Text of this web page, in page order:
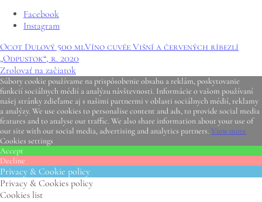
Facebook
Instagram
Ocot Dulový 500 mlVíno cuvée Višní a červených ríbezlí
„Odpustok“, r. 2020
Zrolovať na začiatok
Súbory cookie používame na prispôsobenie obsahu a reklám, poskytovanie
funkcií sociálnych médií a analýzu návštevnosti. Informácie o vašom používaní
našej stránky zdieľame aj s našimi partnermi v oblasti sociálnych médií, reklamy
a analýzy. We use cookies to personalise content and ads, to provide social media
features and to analyse our traffic. We also share information about your use of
our site with our social media, advertising and analytics partners. View more
Cookies settings
Accept
Decline
Privacy & Cookie policy
Privacy & Cookies policy
Cookies list